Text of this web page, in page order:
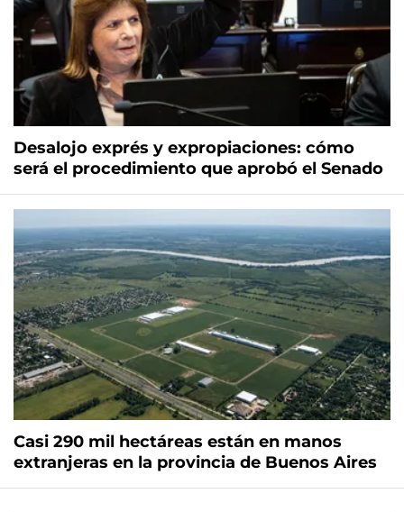
Desalojo exprés y expropiaciones: cómo
será el procedimiento que aprobó el Senado
Casi 290 mil hectáreas están en manos
extranjeras en la provincia de Buenos Aires